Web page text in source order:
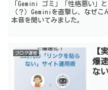
「Gemini ゴミ」「性格悪い」
（？）Geminiを直撃し、なぜ
本音を聞いてみました。
ブログ運営
【
爆
な